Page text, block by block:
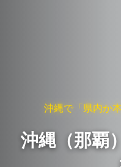
沖縄で「県内か
沖縄（那覇